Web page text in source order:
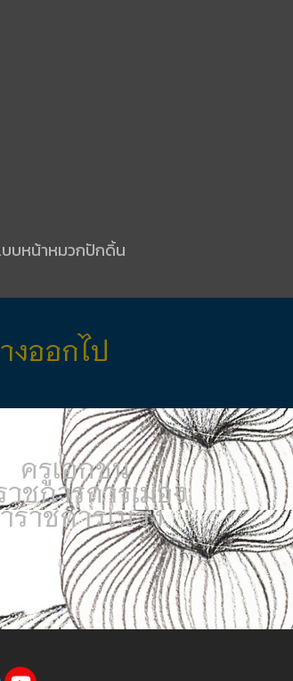
บหน้าหมวกปักดิ้น
งออกไป
ครูเอกชน
าชการการเมือง
ข้าราชการการเมือง
มนตรี / สส / สว / สก / สข
ข้าราชการการเมือง
าชการในวัง
การในวัง